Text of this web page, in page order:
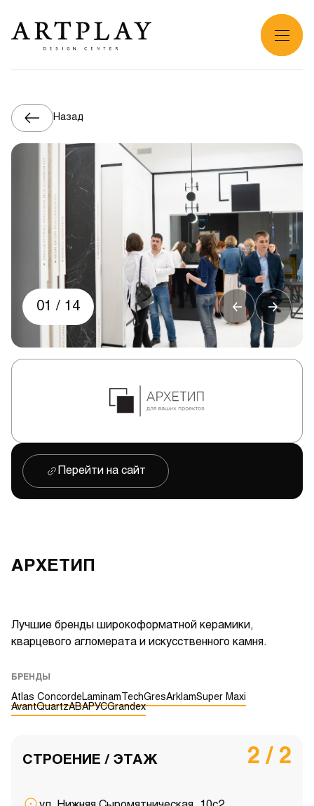
Назад
01 / 14
Перейти на сайт
АРХЕТИП
Лучшие бренды широкоформатной керамики,
кварцевого агломерата и искусственного камня.
БРЕНДЫ
Atlas ConcordeLaminam TechGresArklamSuper Maxi
AvantQuartzАВАРУСGrandex
СТРОЕНИЕ / ЭТАЖ 2 / 2